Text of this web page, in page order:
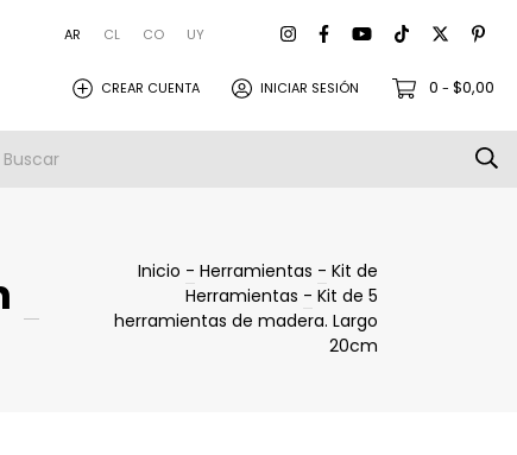
AR CL CO UY
CREAR CUENTA INICIAR SESIÓN 0 - $0,00
Inicio - Herramientas - Kit de
Herramientas - Kit de 5
herramientas de madera. Largo
20cm